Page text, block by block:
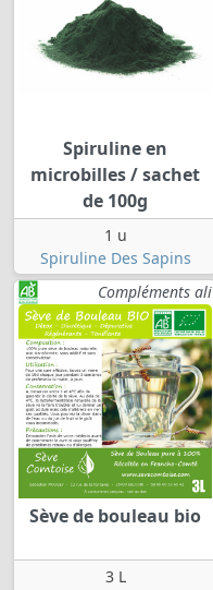
Spiruline en
microbilles / sachet
de 100g
1 u
Spiruline Des Sapins
Compléments ali
Sève de bouleau bio
3 L